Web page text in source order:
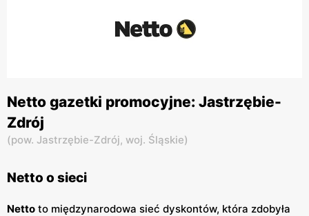
Netto gazetki promocyjne: Jastrzębie-
Zdrój
(pow. Jastrzębie-Zdrój, woj. Śląskie)
Netto o sieci
Netto to międzynarodowa sieć dyskontów, która zdobyła